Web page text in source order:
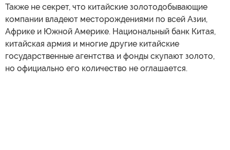
Также не секрет, что китайские золотодобывающие
компании владеют месторождениями по всей Азии,
Африке и Южной Америке. Национальный банк Китая,
китайская армия и многие другие китайские
государственные агентства и фонды скупают золото,
но официально его количество не оглашается.